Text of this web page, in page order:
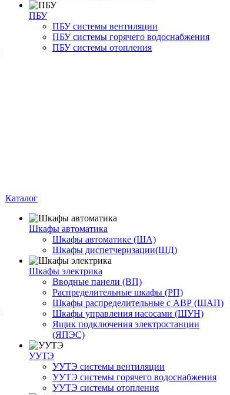
ПБУ
ПБУ системы вентиляции
ПБУ системы горячего водоснабжения
ПБУ системы отопления
Каталог
Шкафы автоматика
Шкафы автоматике (ША)
Шкафы диспетчеризации(ШД)
Шкафы электрика
Вводные панели (ВП)
Распределительные шкафы (РП)
Шкафы распределительные с АВР (ШАП)
Шкафы управления насосами (ШУН)
Ящик подключения электростанции
(ЯПЭС)
УУТЭ
УУТЭ системы вентиляции
УУТЭ системы горячего водоснабжения
УУТЭ системы отопления